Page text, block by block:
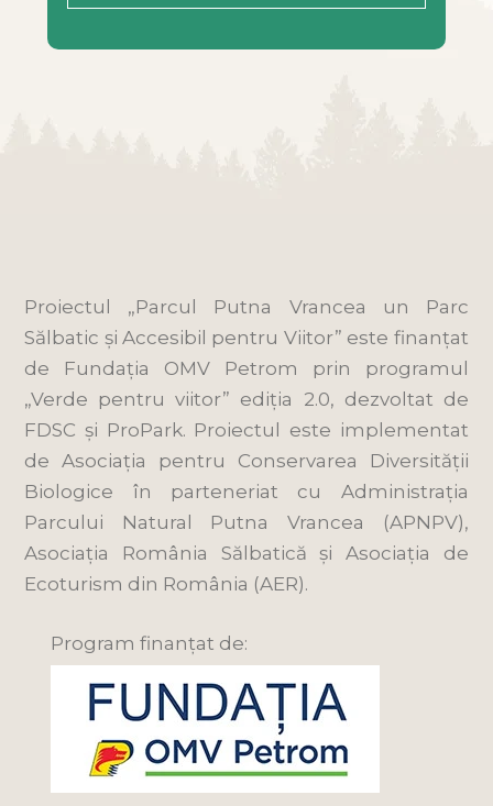
Proiectul „Parcul Putna Vrancea un Parc
Sălbatic și Accesibil pentru Viitor” este finanțat
de Fundația OMV Petrom prin programul
„Verde pentru viitor” ediția 2.0, dezvoltat de
FDSC și ProPark. Proiectul este implementat
de Asociația pentru Conservarea Diversității
Biologice în parteneriat cu Administrația
Parcului Natural Putna Vrancea (APNPV),
Asociația România Sălbatică și Asociația de
Ecoturism din România (AER).
Program finanțat de: